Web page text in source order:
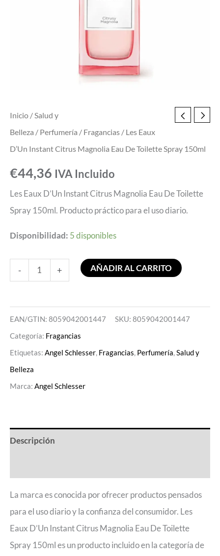
Inicio /Salud y
Belleza / Perfumería / Fragancias / Les Eaux
D’Un Instant Citrus Magnolia Eau De Toilette Spray 150ml
€44,36 IVA Incluido
Les Eaux D’Un Instant Citrus Magnolia Eau De Toilette
Spray 150ml. Producto práctico para el uso diario.
Disponibilidad: 5 disponibles
- + AÑADIR AL CARRITO
EAN/GTIN: 8059042001447 SKU: 8059042001447
Categoría: Fragancias
Etiquetas: Angel Schlesser, Fragancias, Perfumería,Salud y
Belleza
Marca: Angel Schlesser
Descripción
La marca es conocida por ofrecer productos pensados
para el uso diario y la confianza del consumidor. Les
Eaux D’Un Instant Citrus Magnolia Eau De Toilette
Spray 150ml es un producto incluido en la categoría de